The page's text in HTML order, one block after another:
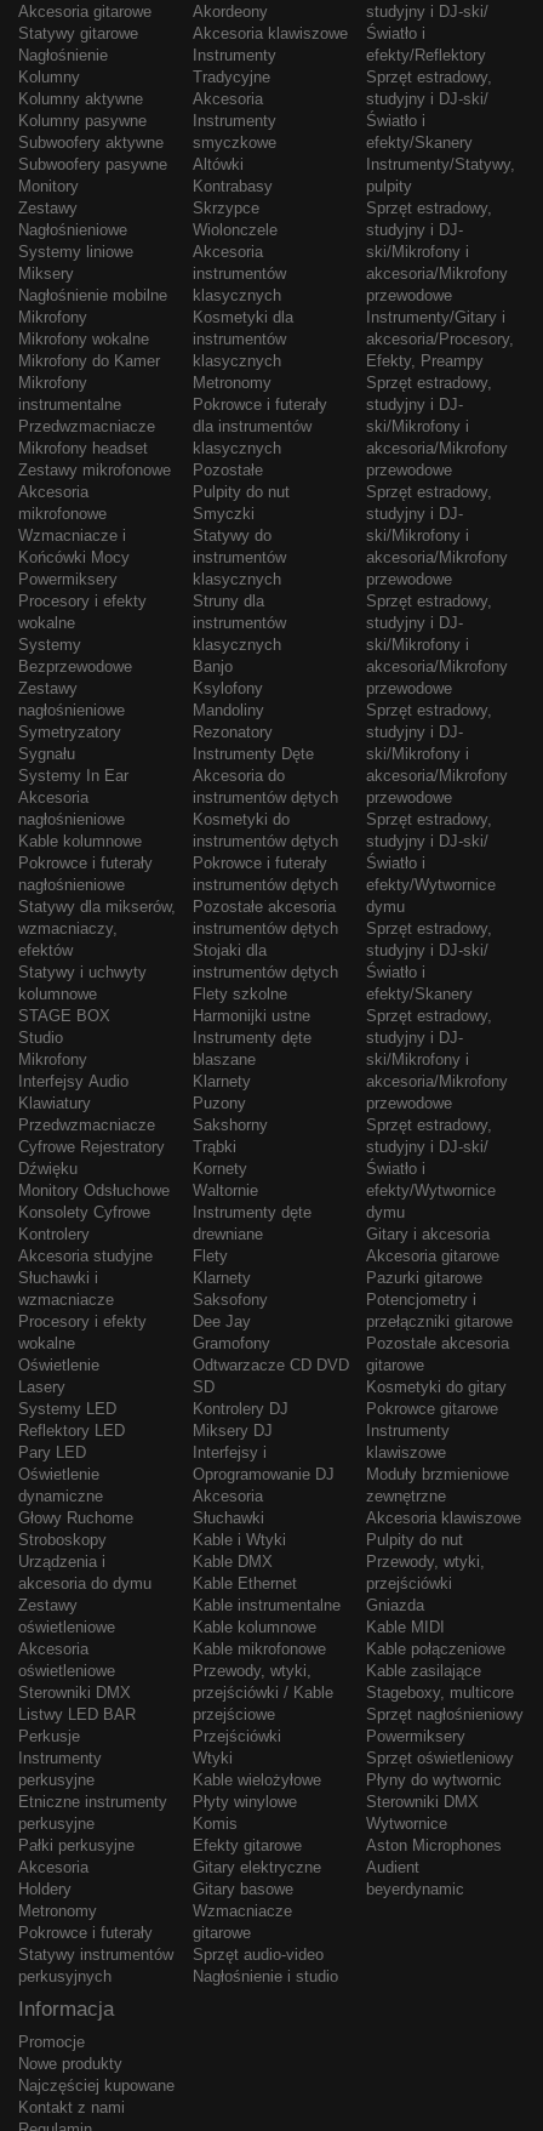
Akcesoria gitarowe
Statywy gitarowe
Nagłośnienie
Kolumny
Kolumny aktywne
Kolumny pasywne
Subwoofery aktywne
Subwoofery pasywne
Monitory
Zestawy
Nagłośnieniowe
Systemy liniowe
Miksery
Nagłośnienie mobilne
Mikrofony
Mikrofony wokalne
Mikrofony do Kamer
Mikrofony
instrumentalne
Przedwzmacniacze
Mikrofony headset
Zestawy mikrofonowe
Akcesoria
mikrofonowe
Wzmacniacze i
Końcówki Mocy
Powermiksery
Procesory i efekty
wokalne
Systemy
Bezprzewodowe
Zestawy
nagłośnieniowe
Symetryzatory
Sygnału
Systemy In Ear
Akcesoria
nagłośnieniowe
Kable kolumnowe
Pokrowce i futerały
nagłośnieniowe
Statywy dla mikserów,
wzmacniaczy,
efektów
Statywy i uchwyty
kolumnowe
STAGE BOX
Studio
Mikrofony
Interfejsy Audio
Klawiatury
Przedwzmacniacze
Cyfrowe Rejestratory
Dźwięku
Monitory Odsłuchowe
Konsolety Cyfrowe
Kontrolery
Akcesoria studyjne
Słuchawki i
wzmacniacze
Procesory i efekty
wokalne
Oświetlenie
Lasery
Systemy LED
Reflektory LED
Pary LED
Oświetlenie
dynamiczne
Głowy Ruchome
Stroboskopy
Urządzenia i
akcesoria do dymu
Zestawy
oświetleniowe
Akcesoria
oświetleniowe
Sterowniki DMX
Listwy LED BAR
Perkusje
Instrumenty
perkusyjne
Etniczne instrumenty
perkusyjne
Pałki perkusyjne
Akcesoria
Holdery
Metronomy
Pokrowce i futerały
Statywy instrumentów
perkusyjnych
Akordeony
Akcesoria klawiszowe
Instrumenty
Tradycyjne
Akcesoria
Instrumenty
smyczkowe
Altówki
Kontrabasy
Skrzypce
Wiolonczele
Akcesoria
instrumentów
klasycznych
Kosmetyki dla
instrumentów
klasycznych
Metronomy
Pokrowce i futerały
dla instrumentów
klasycznych
Pozostałe
Pulpity do nut
Smyczki
Statywy do
instrumentów
klasycznych
Struny dla
instrumentów
klasycznych
Banjo
Ksylofony
Mandoliny
Rezonatory
Instrumenty Dęte
Akcesoria do
instrumentów dętych
Kosmetyki do
instrumentów dętych
Pokrowce i futerały
instrumentów dętych
Pozostałe akcesoria
instrumentów dętych
Stojaki dla
instrumentów dętych
Flety szkolne
Harmonijki ustne
Instrumenty dęte
blaszane
Klarnety
Puzony
Sakshorny
Trąbki
Kornety
Waltornie
Instrumenty dęte
drewniane
Flety
Klarnety
Saksofony
Dee Jay
Gramofony
Odtwarzacze CD DVD
SD
Kontrolery DJ
Miksery DJ
Interfejsy i
Oprogramowanie DJ
Akcesoria
Słuchawki
Kable i Wtyki
Kable DMX
Kable Ethernet
Kable instrumentalne
Kable kolumnowe
Kable mikrofonowe
Przewody, wtyki,
przejściówki / Kable
przejściowe
Przejściówki
Wtyki
Kable wielożyłowe
Płyty winylowe
Komis
Efekty gitarowe
Gitary elektryczne
Gitary basowe
Wzmacniacze
gitarowe
Sprzęt audio-video
Nagłośnienie i studio
studyjny i DJ-ski/
Światło i
efekty/Reflektory
Sprzęt estradowy,
studyjny i DJ-ski/
Światło i
efekty/Skanery
Instrumenty/Statywy,
pulpity
Sprzęt estradowy,
studyjny i DJ-
ski/Mikrofony i
akcesoria/Mikrofony
przewodowe
Instrumenty/Gitary i
akcesoria/Procesory,
Efekty, Preampy
Sprzęt estradowy,
studyjny i DJ-
ski/Mikrofony i
akcesoria/Mikrofony
przewodowe
Sprzęt estradowy,
studyjny i DJ-
ski/Mikrofony i
akcesoria/Mikrofony
przewodowe
Sprzęt estradowy,
studyjny i DJ-
ski/Mikrofony i
akcesoria/Mikrofony
przewodowe
Sprzęt estradowy,
studyjny i DJ-
ski/Mikrofony i
akcesoria/Mikrofony
przewodowe
Sprzęt estradowy,
studyjny i DJ-ski/
Światło i
efekty/Wytwornice
dymu
Sprzęt estradowy,
studyjny i DJ-ski/
Światło i
efekty/Skanery
Sprzęt estradowy,
studyjny i DJ-
ski/Mikrofony i
akcesoria/Mikrofony
przewodowe
Sprzęt estradowy,
studyjny i DJ-ski/
Światło i
efekty/Wytwornice
dymu
Gitary i akcesoria
Akcesoria gitarowe
Pazurki gitarowe
Potencjometry i
przełączniki gitarowe
Pozostałe akcesoria
gitarowe
Kosmetyki do gitary
Pokrowce gitarowe
Instrumenty
klawiszowe
Moduły brzmieniowe
zewnętrzne
Akcesoria klawiszowe
Pulpity do nut
Przewody, wtyki,
przejściówki
Gniazda
Kable MIDI
Kable połączeniowe
Kable zasilające
Stageboxy, multicore
Sprzęt nagłośnieniowy
Powermiksery
Sprzęt oświetleniowy
Płyny do wytwornic
Sterowniki DMX
Wytwornice
Aston Microphones
Audient
beyerdynamic
Informacja
Promocje
Nowe produkty
Najczęściej kupowane
Kontakt z nami